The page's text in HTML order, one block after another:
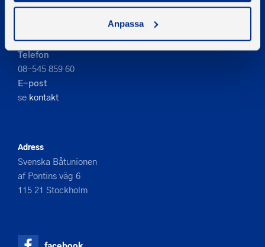
Anpassa
PIGMENT WEBBYRÅ
Kontakta oss
Telefon
08-545 859 60
E-post
se kontakt
Adress
Svenska Båtunionen
af Pontins väg 6
115 21 Stockholm